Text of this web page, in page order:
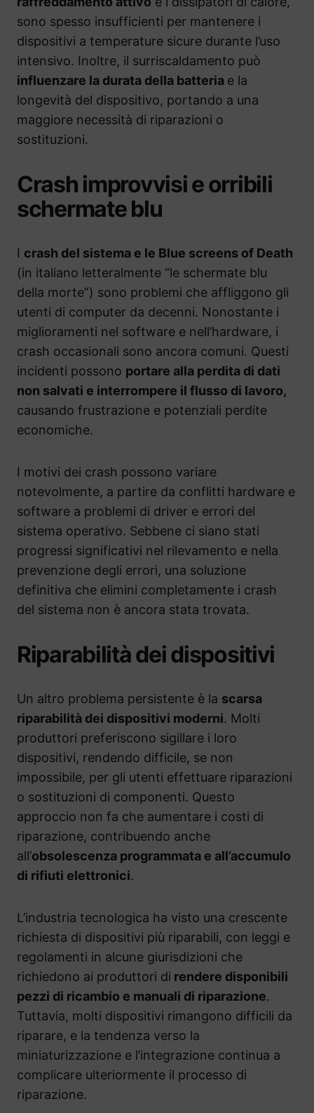
sono spesso insufficienti per mantenere i
dispositivi a temperature sicure durante l’uso
intensivo. Inoltre, il surriscaldamento può
influenzare la durata della batteria e la
longevità del dispositivo, portando a una
maggiore necessità di riparazioni o
sostituzioni.
Crash improvvisi e orribili
schermate blu
I crash del sistema e le Blue screens of Death
(in italiano letteralmente “le schermate blu
della morte”) sono problemi che affliggono gli
utenti di computer da decenni. Nonostante i
miglioramenti nel software e nell’hardware, i
crash occasionali sono ancora comuni. Questi
incidenti possono portare alla perdita di dati
non salvati e interrompere il flusso di lavoro,
causando frustrazione e potenziali perdite
economiche.
I motivi dei crash possono variare
notevolmente, a partire da conflitti hardware e
software a problemi di driver e errori del
sistema operativo. Sebbene ci siano stati
progressi significativi nel rilevamento e nella
prevenzione degli errori, una soluzione
definitiva che elimini completamente i crash
del sistema non è ancora stata trovata.
Riparabilità dei dispositivi
Un altro problema persistente è la scarsa
riparabilità dei dispositivi moderni. Molti
produttori preferiscono sigillare i loro
dispositivi, rendendo difficile, se non
impossibile, per gli utenti effettuare riparazioni
o sostituzioni di componenti. Questo
approccio non fa che aumentare i costi di
riparazione, contribuendo anche
all’obsolescenza programmata e all’accumulo
di rifiuti elettronici.
L’industria tecnologica ha visto una crescente
richiesta di dispositivi più riparabili, con leggi e
regolamenti in alcune giurisdizioni che
richiedono ai produttori di rendere disponibili
pezzi di ricambio e manuali di riparazione.
Tuttavia, molti dispositivi rimangono difficili da
riparare, e la tendenza verso la
miniaturizzazione e l’integrazione continua a
complicare ulteriormente il processo di
riparazione.